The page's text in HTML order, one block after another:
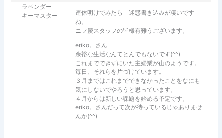
ラベンダー
キーマスター
連休明けでみたら 迷惑書き込みが凄いです
ね。
ニフ慶スタッフの皆様有難うございます。
eriko。さん
余裕な生活なんてとんでもないです(^^)
これまでできずにいた主婦業が山のようです。
毎日、それらを片づけています。
３月まではこれまでできなかったことをなにも
気にしないでやろうと思っています。
４月からは新しい課題を始める予定です。
eriko。さんだって次が待っているじゃありませ
んか(^^)